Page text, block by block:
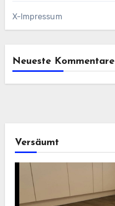
X-Impressum
Neueste Kommentare
Versäumt